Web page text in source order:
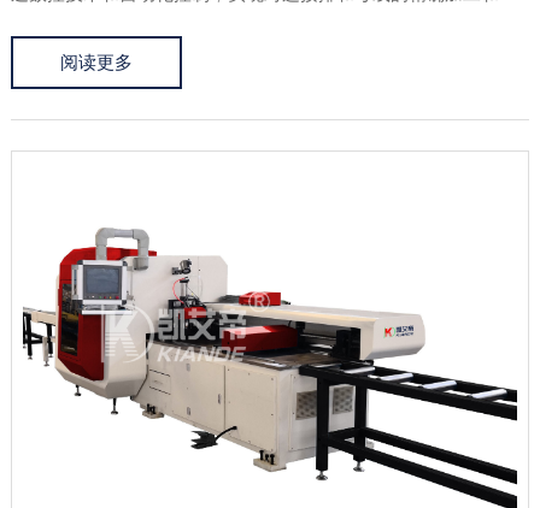
可以进行各种形状的连接排和母线的切割、冲孔、折弯、铆接等
阅读更多